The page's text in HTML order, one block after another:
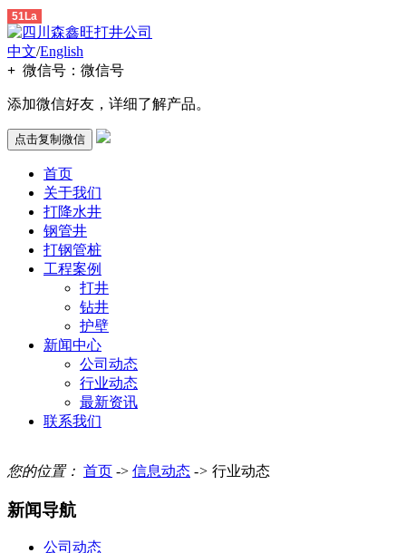
51La
中文/English
+ 微信号： 微信号
添加微信好友，详细了解产品。
点击复制微信
首页
关于我们
打降水井
钢管井
打钢管桩
工程案例
打井
钻井
护壁
新闻中心
公司动态
行业动态
最新资讯
联系我们
您的位置： 首页 -> 信息动态 -> 行业动态
新闻导航
公司动态